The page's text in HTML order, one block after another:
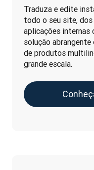
Traduza e edite
todo o seu site,
aplicações internas
solução
de produtos
grande escala.